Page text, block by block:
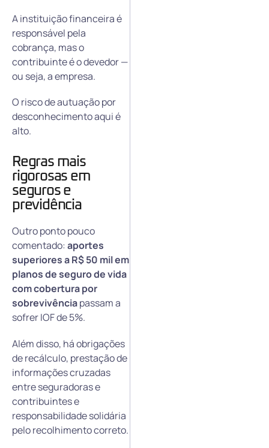
A instituição financeira é
responsável pela
cobrança, mas o
contribuinte é o devedor —
ou seja, a empresa.
O risco de autuação por
desconhecimento aqui é
alto.
Regras mais
rigorosas em
seguros e
previdência
Outro ponto pouco
comentado: aportes
superiores a R$ 50 mil em
planos de seguro de vida
com cobertura por
sobrevivênciapassam a
sofrer IOF de 5%.
Além disso, há obrigações
de recálculo, prestação de
informações cruzadas
entre seguradoras e
contribuintes e
responsabilidade solidária
pelo recolhimento correto.